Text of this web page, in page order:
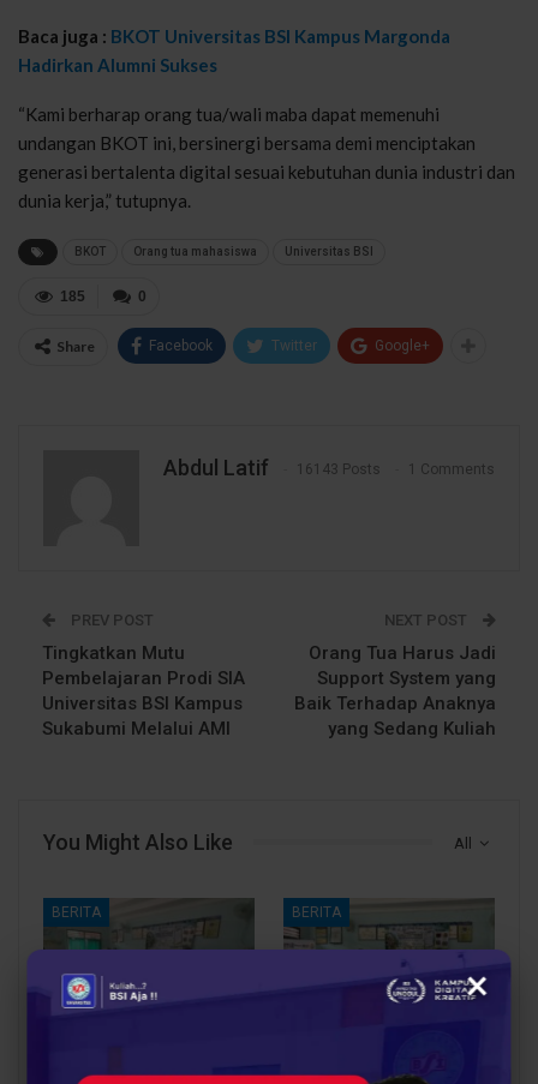
Baca juga : BKOT Universitas BSI Kampus Margonda
Hadirkan Alumni Sukses
“Kami berharap orang tua/wali maba dapat memenuhi
undangan BKOT ini, bersinergi bersama demi menciptakan
generasi bertalenta digital sesuai kebutuhan dunia industri dan
dunia kerja,” tutupnya.
BKOT Orang tua mahasiswa Universitas BSI
0
185
Share Facebook Twitter Google+
Abdul Latif 16143 Posts 1 Comments
PREV POST
Tingkatkan Mutu
Pembelajaran Prodi SIA
Universitas BSI Kampus
Sukabumi Melalui AMI
NEXT POST
Orang Tua Harus Jadi
Support System yang
Baik Terhadap Anaknya
yang Sedang Kuliah
All
You Might Also Like
BERITA
Dari Catatan Manual
BERITA
Dari Sampah Jadi
×